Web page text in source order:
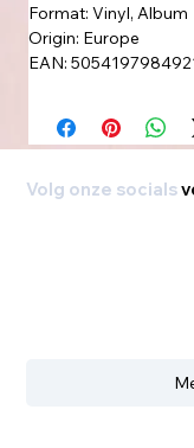
Format: Vinyl, Album
Origin: Europe
EAN:
Volg onze socials